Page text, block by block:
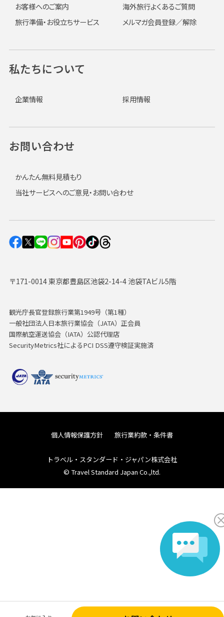
〒171-0014 東京都豊島区池袋2-14-4 池袋TAビル5階
観光庁長官登録旅行業第1949号（第1種）
一般社団法人日本旅行業協会（JATA）正会員
国際航空運送協会（IATA）公認代理店
SecurityMetrics社によるPCI DSS遵守検証実施済
お客様へのご案内
海外旅行よくあるご質問
旅行準備・お役立ちサービス
メルマガ会員登録／解除
私たちについて
企業情報 採用情報
お問い合わせ
かんたん無料見積もり
当社サービスへのご意見・お問い合わせ
個人情報保護方針 旅行業約款・条件書
トラベル・スタンダード・ジャパン株式会社
© Travel Standard Japan Co.,ltd.